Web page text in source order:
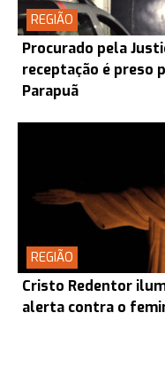
REGIÃO
Procurado pela
receptação é preso
Parapuã
REGIÃO
Cristo Redentor
alerta contra o